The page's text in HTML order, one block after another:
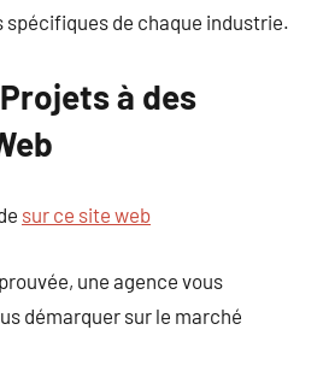
spécifiques de chaque industrie.
à des
sur ce site web
une agence vous
démarquer sur le marché